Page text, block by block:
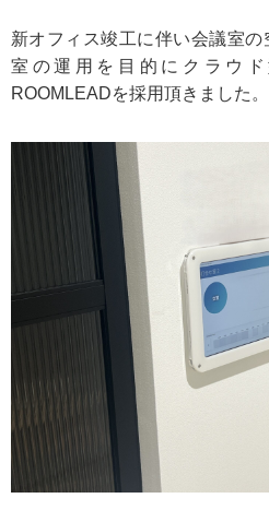
新オフィス竣工に伴い会議室
室の運用を目的にクラウ
ROOMLEADを採用頂きました。